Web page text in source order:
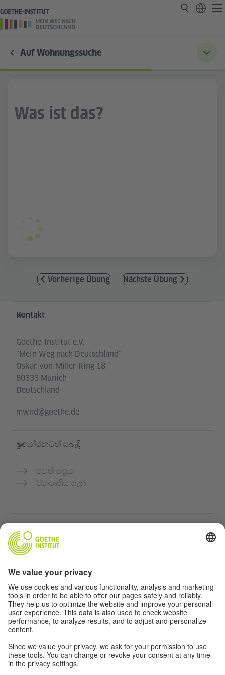
Auf Wohnungssuche
Was ist das?
Vorherige Übung Nächste Übung
Service- und Informationsbereich
Kontakt
Goethe-Institut e.V.
"Mein Weg nach Deutschland"
Oskar-von-Miller-Ring 18
80333 Munich
Deutschland
mwnd@goethe.de
ප්‍රයෝජනවත් සබැඳි
පුවත් පත්‍රය
ව්‍යාපෘතිය ගැන
ගෝතේ ආයතනයේ ජර්මන් භාෂා පාඨමාලා
ගුරුවරුන් සඳහා පෝර්ටලය "Deutschstunde"
රහස්‍යතා සහ ප්‍රවේශය
රහස්‍යතා සැකසුම්